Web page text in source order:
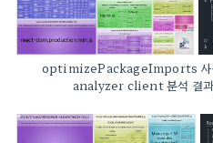
optimizePackageImports
analyzer client 분석 결과